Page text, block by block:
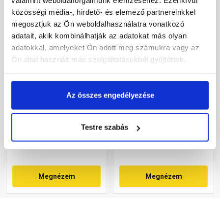
közösségi média-, hirdető- és elemező partnereinkkel
megosztjuk az Ön weboldalhasználatra vonatkozó
adatait, akik kombinálhatják az adatokat más olyan
adatokkal, amelyeket Ön adott meg számukra vagy az
Ön által használt más szolgáltatásokból gyűjtöttek.
Az összes engedélyezése
Testre szabás
Rendelésre
195 Ft/ db
Megnézem
koronafedéshez
Rendelésre
150 Ft/ db
Megnézem